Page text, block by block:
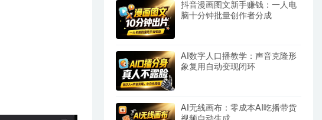
抖音漫画图文新手赚钱：一人电
脑十分钟批量创作者分成
AI数字人口播教学：声音克隆形
象复用自动变现闭环
AI无线画布：零成本AI吃播带货